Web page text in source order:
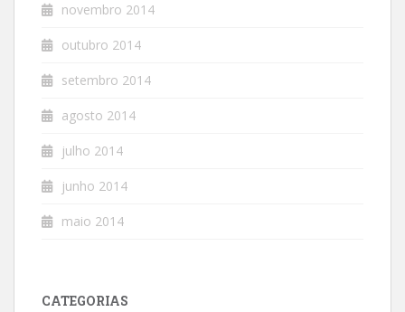
novembro 2014
outubro 2014
setembro 2014
agosto 2014
julho 2014
junho 2014
maio 2014
CATEGORIAS